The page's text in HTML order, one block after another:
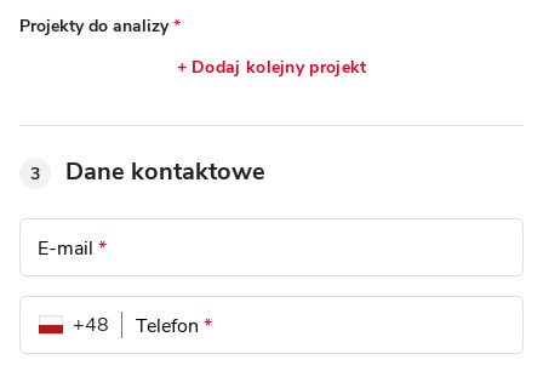
Projekty do analizy *
+ Dodaj kolejny projekt
3 Dane kontaktowe
E-mail *
Telefon *
+48